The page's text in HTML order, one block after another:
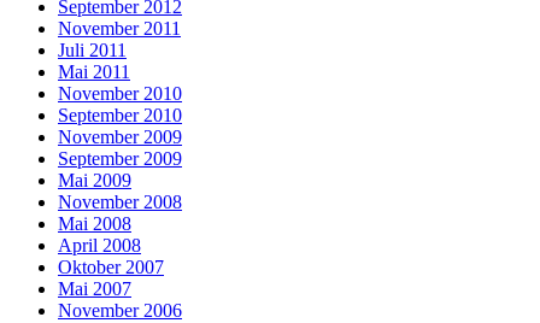
September 2012
November 2011
Juli 2011
Mai 2011
November 2010
September 2010
November 2009
September 2009
Mai 2009
November 2008
Mai 2008
April 2008
Oktober 2007
Mai 2007
November 2006